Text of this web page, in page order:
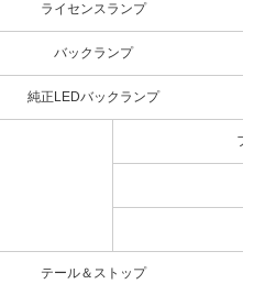
ライセンスランプ
バックランプ
純正LEDバックランプ
フ
テール＆ストップ